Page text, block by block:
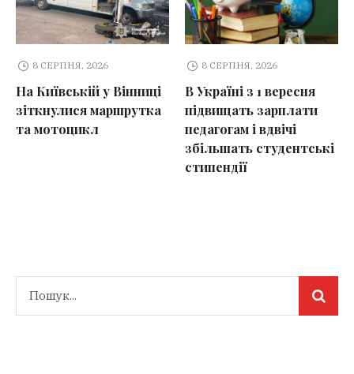
8 СЕРПНЯ, 2026
На Київській у Вінниці
зіткнулися маршрутка
та мотоцикл
8 СЕРПНЯ, 2026
В Україні з 1 вересня
підвищать зарплати
педагогам і вдвічі
збільшать студентські
стипендії